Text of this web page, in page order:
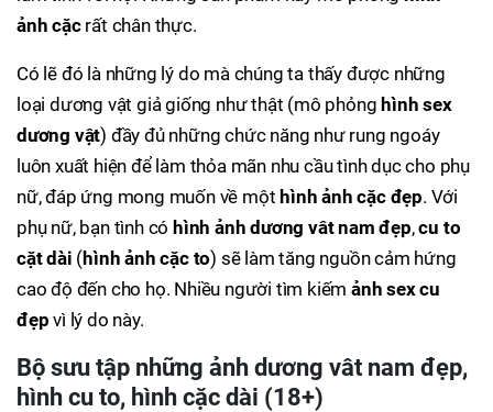
ảnh cặcrất chân thực.
Có lẽ đó là những lý do mà chúng ta thấy được những
loại dương vật giả giống như thật (mô phỏng hình sex
dương vật) đầy đủ những chức năng như rung ngoáy
luôn xuất hiện để làm thỏa mãn nhu cầu tình dục cho phụ
nữ, đáp ứng mong muốn về một hình ảnh cặc đẹp. Với
phụ nữ, bạn tình có hình ảnh dương vât nam đẹp,cu to
cặt dài (hình ảnh cặc to) sẽ làm tăng nguồn cảm hứng
cao độ đến cho họ. Nhiều người tìm kiếm ảnh sex cu
đẹp vì lý do này.
Bộ sưu tập những ảnh dương vât nam đẹp,
hình cu to, hình cặc dài (18+)